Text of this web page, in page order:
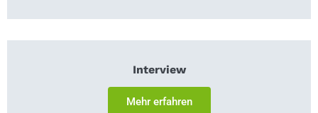
Interview
Mehr erfahren